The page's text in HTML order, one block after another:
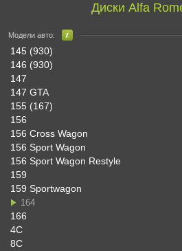
Диски Alfa
Модели авто:
145 (930)
146 (930)
147
147 GTA
155 (167)
156
156 Cross Wagon
156 Sport Wagon
156 Sport Wagon Restyle
159
159 Sportwagon
164
166
4C
8C